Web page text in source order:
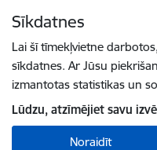
Sīkdatnes
Lai šī tīmekļvietne
sīkdatnes. Ar Jūsu
izmantotas statistikas un
Lūdzu, atzīmējiet savu
Noraidīt